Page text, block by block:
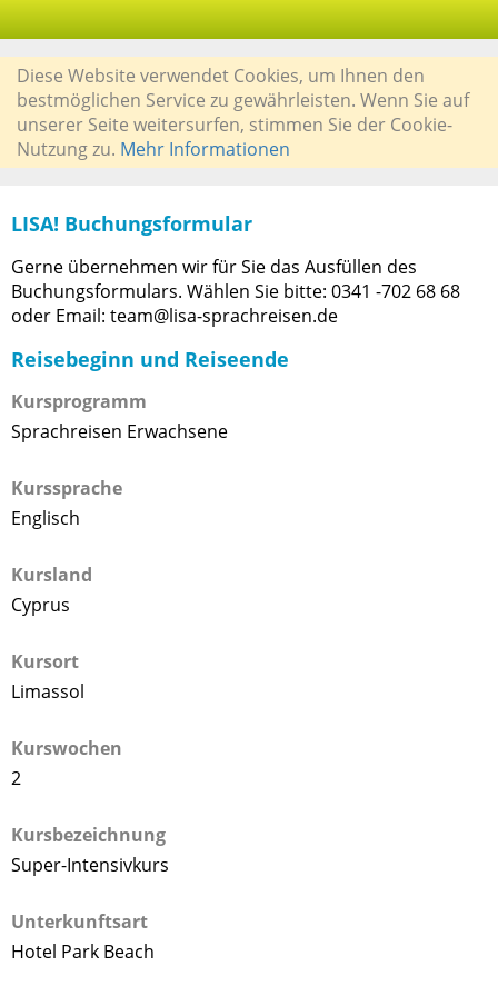
Diese Website verwendet Cookies, um Ihnen den
bestmöglichen Service zu gewährleisten. Wenn Sie auf
unserer Seite weitersurfen, stimmen Sie der Cookie-
Nutzung zu. Mehr Informationen
LISA! Buchungsformular
Gerne übernehmen wir für Sie das Ausfüllen des
Buchungsformulars. Wählen Sie bitte: 0341 -702 68 68
oder Email: team@lisa-sprachreisen.de
Reisebeginn und Reiseende
Kursprogramm
Sprachreisen Erwachsene
Kurssprache
Englisch
Kursland
Cyprus
Kursort
Limassol
Kurswochen
2
Kursbezeichnung
Super-Intensivkurs
Unterkunftsart
Hotel Park Beach